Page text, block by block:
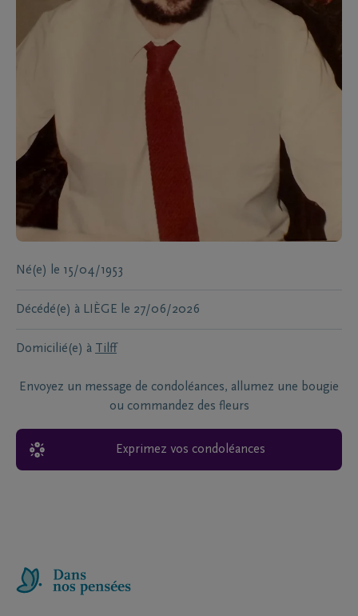
Né(e) le 15/04/1953
Décédé(e) à LIÈGE le 27/06/2026
Domicilié(e) à Tilff
Envoyez un message de condoléances, allumez une bougie
ou commandez des fleurs
Exprimez vos condoléances